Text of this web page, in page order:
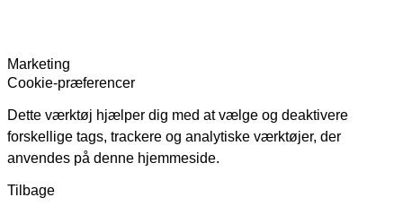
Marketing
Cookie-præferencer
Dette værktøj hjælper dig med at vælge og deaktivere
forskellige tags, trackere og analytiske værktøjer, der
anvendes på denne hjemmeside.
Tilbage